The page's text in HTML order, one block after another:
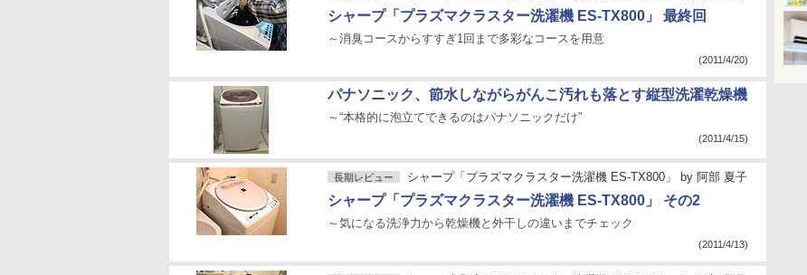
シャープ「プラズマクラスター洗濯機 ES-TX800」 最終回
～消臭コースからすすぎ1回まで多彩なコースを用意
(2011/4/20)
パナソニック、節水しながらがんこ汚れも落とす縦型洗濯乾燥機
～“本格的に泡立てできるのはパナソニックだけ”
(2011/4/15)
長期レビュー シャープ「プラズマクラスター洗濯機 ES-TX800」 by 阿部 夏子
シャープ「プラズマクラスター洗濯機 ES-TX800」 その2
～気になる洗浄力から乾燥機と外干しの違いまでチェック
(2011/4/13)